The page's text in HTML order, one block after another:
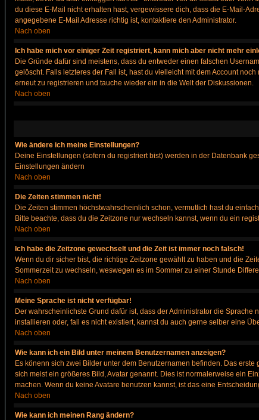
du diese E-Mail nicht erhalten hast, vergewissere dich, dass die E-Mail-
angegebene E-Mail Adresse richtig ist, kontaktiere den Administrator.
Nach oben
Ich habe mich vor einiger Zeit registriert, kann mich aber nicht mehr
Die Gründe dafür sind meistens, dass du entweder einen falschen
gelöscht. Falls letzteres der Fall ist, hast du vielleicht mit dem Account
erneut zu registrieren und tauche wieder ein in die Welt der Diskussionen.
Nach oben
Wie ändere ich meine Einstellungen?
Deine Einstellungen (sofern du registriert bist) werden in der Datenbank
Einstellungen ändern
Nach oben
Die Zeiten stimmen nicht!
Die Zeiten stimmen höchstwahrscheinlich schon, vermutlich hast du
Bitte beachte, dass du die Zeitzone nur wechseln kannst, wenn du ein
Nach oben
Ich habe die Zeitzone gewechselt und die Zeit ist immer noch falsch!
Wenn du dir sicher bist, die richtige Zeitzone gewählt zu haben und die
Sommerzeit zu wechseln, weswegen es im Sommer zu einer Stunde
Nach oben
Meine Sprache ist nicht verfügbar!
Der wahrscheinlichste Grund dafür ist, dass der Administrator die
installieren oder, fall es nicht existiert, kannst du auch gerne selber eine
Nach oben
Wie kann ich ein Bild unter meinem Benutzernamen anzeigen?
Es könenn sich zwei Bilder unter dem Benutzernamen befinden. Das
sich meist ein größeres Bild, Avatar genannt. Dies ist normalerweise ein
machen. Wenn du keine Avatare benutzen kannst, ist das eine
Nach oben
Wie kann ich meinen Rang ändern?